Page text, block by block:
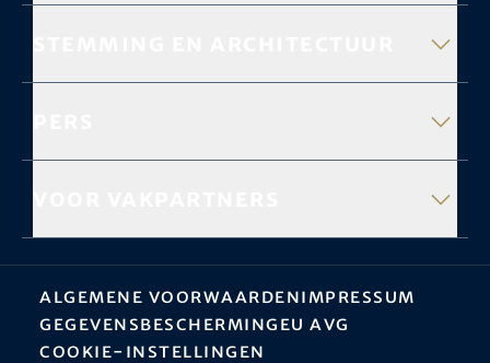
Algemene VoorwaardenImpressum
Gegevensbescherming EU AVG
Cookie-instellingen